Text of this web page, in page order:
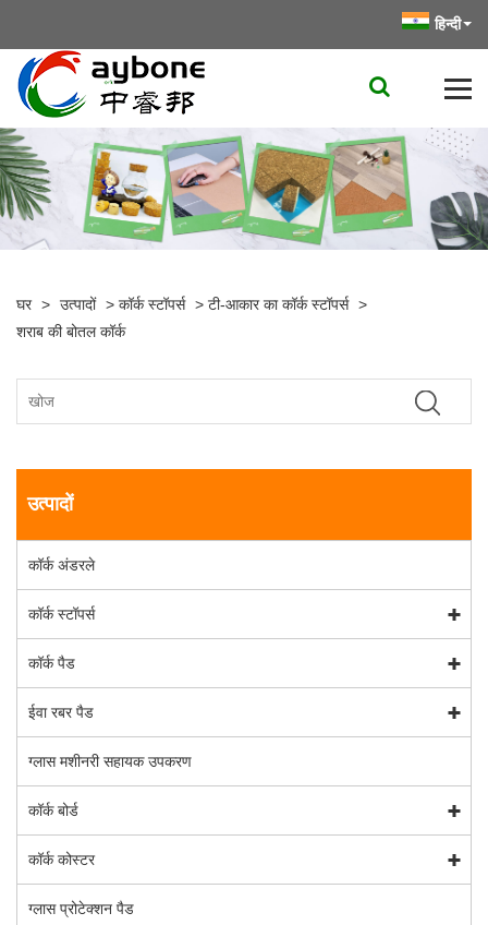
हिन्दी
घर > उत्पादों > कॉर्क स्टॉपर्स > टी-आकार का कॉर्क स्टॉपर्स >
शराब की बोतल कॉर्क
उत्पादों
कॉर्क अंडरले
कॉर्क स्टॉपर्स
कॉर्क पैड
ईवा रबर पैड
ग्लास मशीनरी सहायक उपकरण
कॉर्क बोर्ड
कॉर्क कोस्टर
ग्लास प्रोटेक्शन पैड